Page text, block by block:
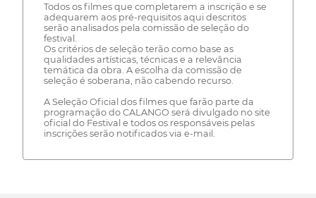
Todos os filmes que completarem a inscrição e se
adequarem aos pré-requisitos aqui descritos
serão analisados pela comissão de seleção do
festival.
Os critérios de seleção terão como base as
qualidades artísticas, técnicas e a relevância
temática da obra. A escolha da comissão de
seleção é soberana, não cabendo recurso.
A Seleção Oficial dos filmes que farão parte da
programação do CALANGO será divulgado no site
oficial do Festival e todos os responsáveis pelas
inscrições serão notificados via e-mail.